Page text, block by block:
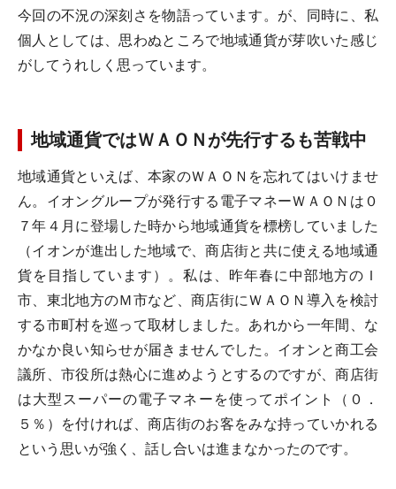
今回の不況の深刻さを物語っています。が、同時に、私
個人としては、思わぬところで地域通貨が芽吹いた感じ
がしてうれしく思っています。
地域通貨ではＷＡＯＮが先行するも苦戦中
地域通貨といえば、本家のＷＡＯＮを忘れてはいけませ
ん。イオングループが発行する電子マネーＷＡＯＮは０
７年４月に登場した時から地域通貨を標榜していました
（イオンが進出した地域で、商店街と共に使える地域通
貨を目指しています）。私は、昨年春に中部地方のＩ
市、東北地方のＭ市など、商店街にＷＡＯＮ導入を検討
する市町村を巡って取材しました。あれから一年間、な
かなか良い知らせが届きませんでした。イオンと商工会
議所、市役所は熱心に進めようとするのですが、商店街
は大型スーパーの電子マネーを使ってポイント（０．
５％）を付ければ、商店街のお客をみな持っていかれる
という思いが強く、話し合いは進まなかったのです。